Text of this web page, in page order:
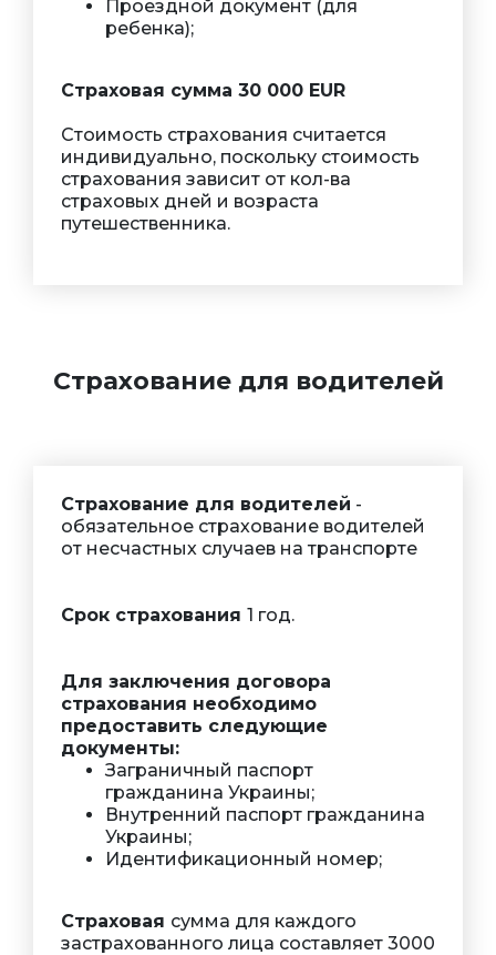
Проездной документ (для
ребенка);
Страховая сумма 30 000 EUR
Стоимость страхования считается
индивидуально, поскольку стоимость
страхования зависит от кол-ва
страховых дней и возраста
путешественника.
Страхование для водителей
Страхование для водителей -
обязательное страхование водителей
от несчастных случаев на транспорте
Срок страхования 1 год.
Для заключения договора
страхования необходимо
предоставить следующие
документы:
Заграничный паспорт
гражданина Украины;
Внутренний паспорт гражданина
Украины;
Идентификационный номер;
Страховая сумма для каждого
застрахованного лица составляет 3000